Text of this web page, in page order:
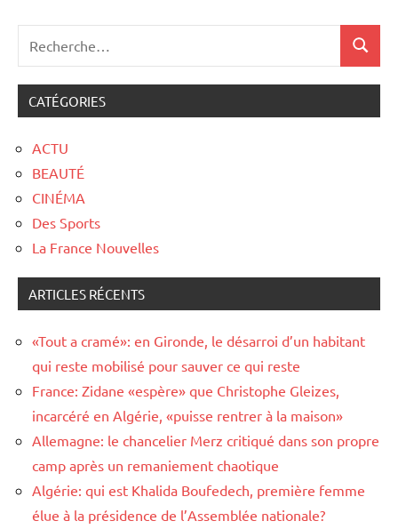
CATÉGORIES
ACTU
BEAUTÉ
CINÉMA
Des Sports
La France Nouvelles
ARTICLES RÉCENTS
«Tout a cramé»: en Gironde, le désarroi d’un habitant
qui reste mobilisé pour sauver ce qui reste
France: Zidane «espère» que Christophe Gleizes,
incarcéré en Algérie, «puisse rentrer à la maison»
Allemagne: le chancelier Merz critiqué dans son propre
camp après un remaniement chaotique
Algérie: qui est Khalida Boufedech, première femme
élue à la présidence de l’Assemblée nationale?